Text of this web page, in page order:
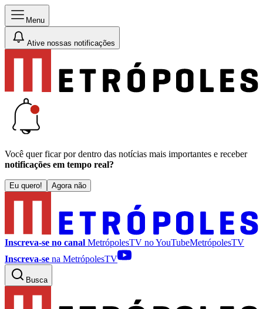
Menu
Ative nossas notificações
Você quer ficar por dentro das notícias mais importantes e receber
notificações em tempo real?
Eu quero! Agora não
Inscreva-se no canal MetrópolesTV noYouTubeMetrópolesTV
Inscreva-se na MetrópolesTV
Busca